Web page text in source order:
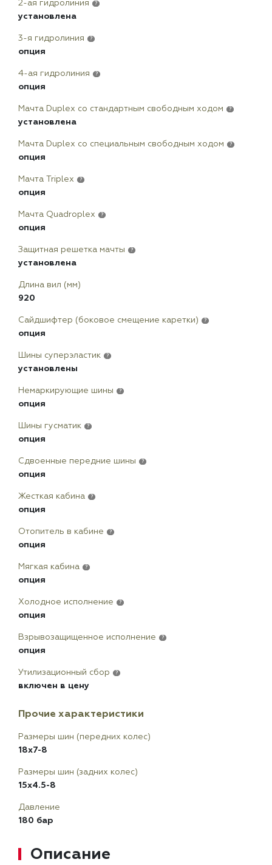
2-ая гидролиния ?
установлена
3-я гидролиния ?
опция
4-ая гидролиния ?
опция
Мачта Duplex сo стандартным свободным ходом ?
установлена
Мачта Duplex со специальным свободным ходом ?
опция
Мачта Triplex ?
опция
Мачта Quadroplex ?
опция
Защитная решетка мачты ?
установлена
Длина вил (мм)
920
Сайдшифтер (боковое смещение каретки) ?
опция
Шины суперэластик ?
установлены
Немаркирующие шины ?
опция
Шины гусматик ?
опция
Сдвоенные передние шины ?
опция
Жесткая кабина ?
опция
Отопитель в кабине ?
опция
Мягкая кабина ?
опция
Холодное исполнение ?
опция
Взрывозащищенное исполнение ?
опция
Утилизационный сбор ?
включен в цену
Прочие характеристики
Размеры шин (передних колес)
18x7-8
Размеры шин (задних колес)
15x4.5-8
Давление
180 бар
Описание